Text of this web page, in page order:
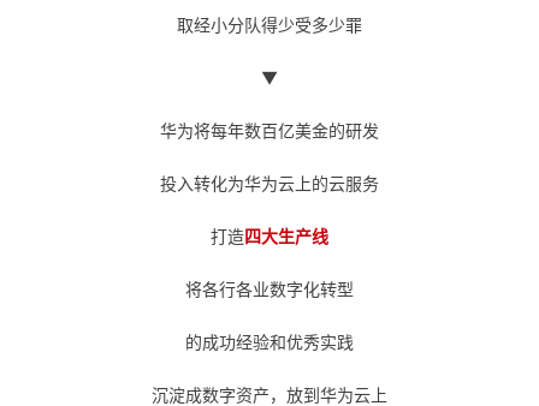
取经小分队得少受多少罪
▼
华为将每年数百亿美金的研发
投入转化为华为云上的云服务
打造四大生产线
将各行各业数字化转型
的成功经验和优秀实践
沉淀成数字资产，放到华为云上